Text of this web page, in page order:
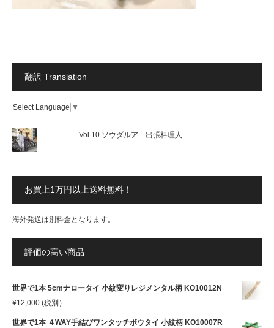
翻訳 Translation
Select Language ▼
Vol.10 ソウダルア 出張料理人
お買上1万円以上送料無料！
海外発送は別料金となります。
評価の高い商品
世界で1本 5cmナロータイ 小紋変りレジメンタル柄 KO10012N
¥12,000 (税別）
世界で1本 ４WAY手結びワンタッチボウタイ 小紋柄 KO10007R